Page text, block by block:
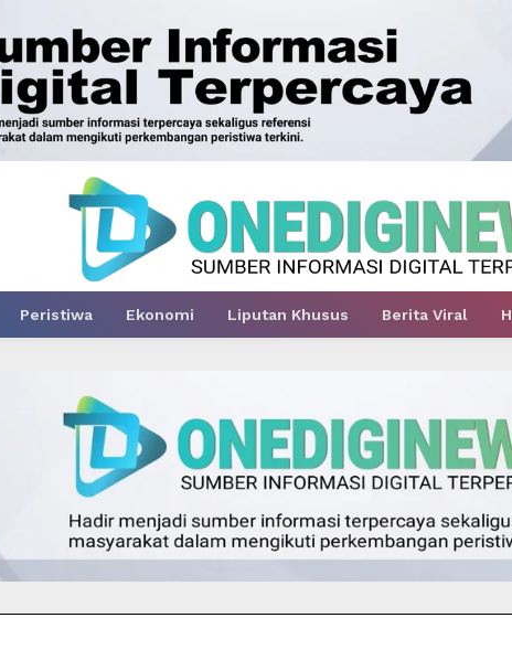
Peristiwa Ekonomi Liputan Khusus Berita Viral